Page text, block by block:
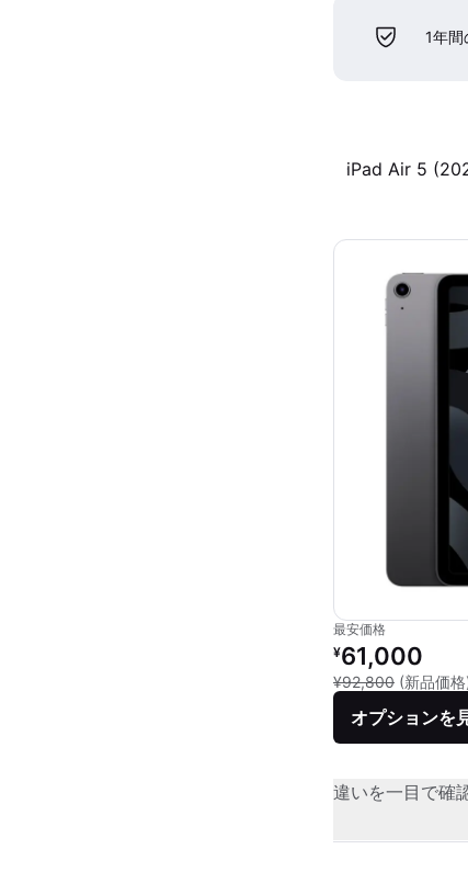
1年間
iPad Air 5
最安価格
リファービッシュ
¥61,000
¥92,800 (新品価格
オプションを
違いを一目で確